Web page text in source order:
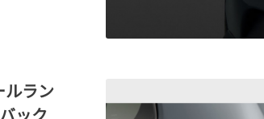
ルラン